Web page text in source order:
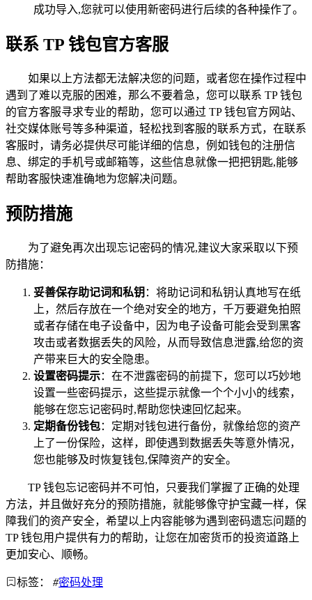
成功导入,您就可以使用新密码进行后续的各种操作了。
联系 TP 钱包官方客服
如果以上方法都无法解决您的问题，或者您在操作过程中
遇到了难以克服的困难，那么不要着急，您可以联系 TP 钱包
的官方客服寻求专业的帮助，您可以通过 TP 钱包官方网站、
社交媒体账号等多种渠道，轻松找到客服的联系方式，在联系
客服时，请务必提供尽可能详细的信息，例如钱包的注册信
息、绑定的手机号或邮箱等，这些信息就像一把把钥匙,能够
帮助客服快速准确地为您解决问题。
预防措施
为了避免再次出现忘记密码的情况,建议大家采取以下预
防措施：
妥善保存助记词和私钥 ：将助记词和私钥认真地写在纸
上，然后存放在一个绝对安全的地方，千万要避免拍照
或者存储在电子设备中，因为电子设备可能会受到黑客
攻击或者数据丢失的风险，从而导致信息泄露,给您的资
产带来巨大的安全隐患。
设置密码提示：在不泄露密码的前提下，您可以巧妙地
设置一些密码提示，这些提示就像一个个小小的线索，
能够在您忘记密码时,帮助您快速回忆起来。
定期备份钱包：定期对钱包进行备份，就像给您的资产
上了一份保险，这样，即使遇到数据丢失等意外情况，
您也能够及时恢复钱包,保障资产的安全。
TP 钱包忘记密码并不可怕，只要我们掌握了正确的处理
方法，并且做好充分的预防措施，就能够像守护宝藏一样，保
障我们的资产安全，希望以上内容能够为遇到密码遗忘问题的
TP 钱包用户提供有力的帮助，让您在加密货币的投资道路上
更加安心、顺畅。
标签： #密码处理